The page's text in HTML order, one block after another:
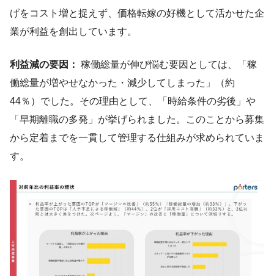
げをコスト増と捉えず、価格転嫁の好機として活かせた企
業が利益を創出しています。
利益減の要因： 稼働総量が伸び悩む要因としては、「稼
働総量が増やせなかった・減少してしまった」（約
44％）でした。その理由として、「時給条件の劣後」や
「早期離職の多発」が挙げられました。このことから募集
から定着までを一貫して管理する仕組みが求められていま
す。